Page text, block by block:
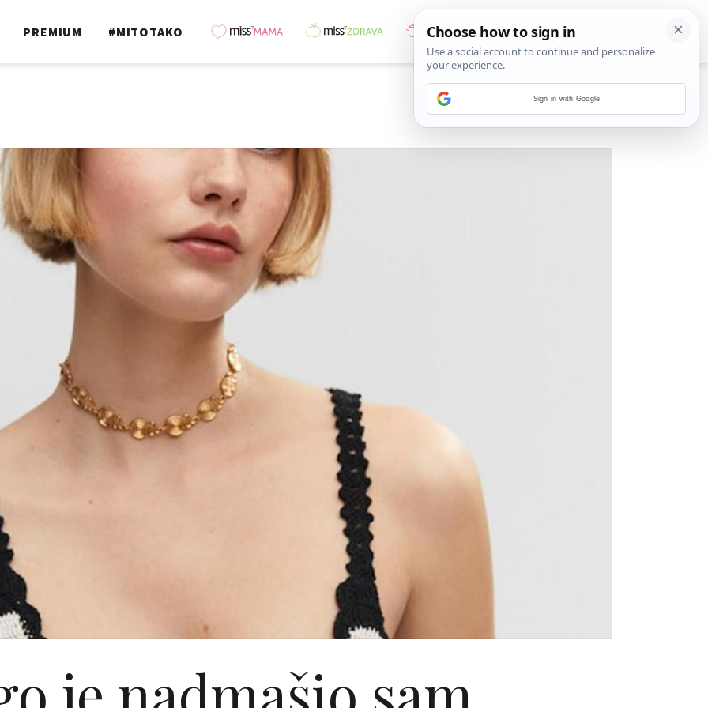
PREMIUM #MITOTAKO
Sign in with Google